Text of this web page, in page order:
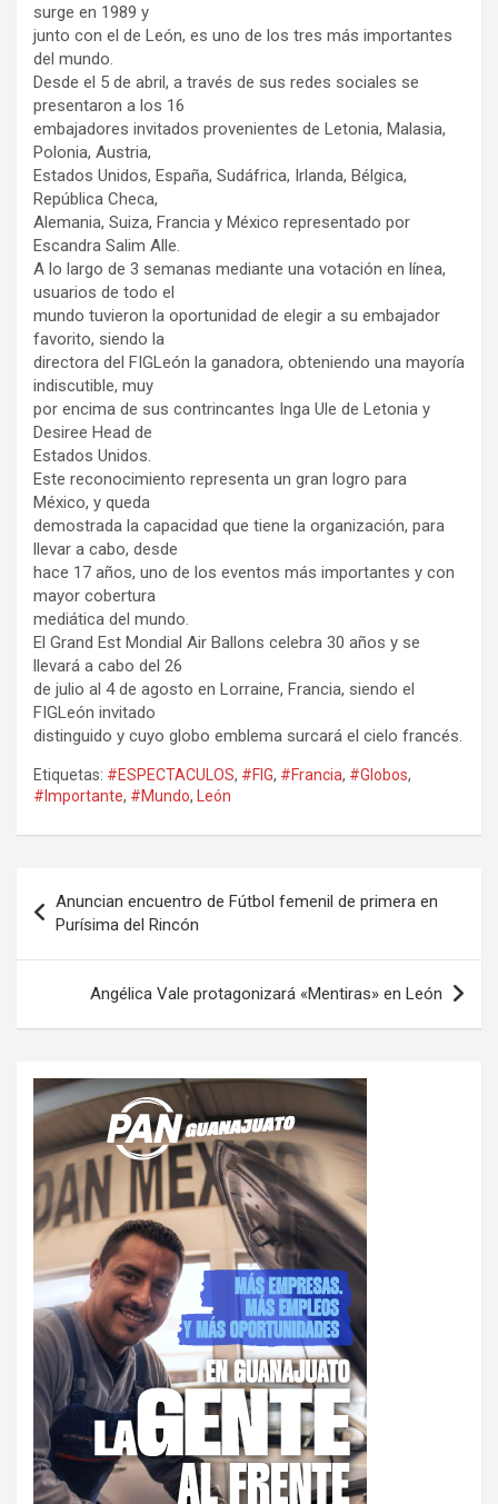
surge en 1989 y
junto con el de León, es uno de los tres más importantes
del mundo.
Desde el 5 de abril, a través de sus redes sociales se
presentaron a los 16
embajadores invitados provenientes de Letonia, Malasia,
Polonia, Austria,
Estados Unidos, España, Sudáfrica, Irlanda, Bélgica,
República Checa,
Alemania, Suiza, Francia y México representado por
Escandra Salim Alle.
A lo largo de 3 semanas mediante una votación en línea,
usuarios de todo el
mundo tuvieron la oportunidad de elegir a su embajador
favorito, siendo la
directora del FIGLeón la ganadora, obteniendo una mayoría
indiscutible, muy
por encima de sus contrincantes Inga Ule de Letonia y
Desiree Head de
Estados Unidos.
Este reconocimiento representa un gran logro para
México, y queda
demostrada la capacidad que tiene la organización, para
llevar a cabo, desde
hace 17 años, uno de los eventos más importantes y con
mayor cobertura
mediática del mundo.
El Grand Est Mondial Air Ballons celebra 30 años y se
llevará a cabo del 26
de julio al 4 de agosto en Lorraine, Francia, siendo el
FIGLeón invitado
distinguido y cuyo globo emblema surcará el cielo francés.
Etiquetas: #ESPECTACULOS, #FIG, #Francia, #Globos,
#Importante, #Mundo, León
de
entradas
Anuncian encuentro de Fútbol femenil de primera en
Purísima del Rincón
Angélica Vale protagonizará «Mentiras» en León